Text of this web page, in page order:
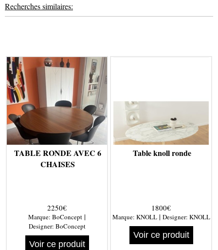
Recherches similaires:
TABLE RONDE AVEC 6
CHAISES
2250€
Marque: BoConcept |
Designer: BoConcept
Voir ce produit
Table knoll ronde
1800€
Marque: KNOLL| Designer: KNOLL
Voir ce produit